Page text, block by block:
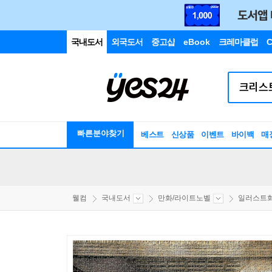
국내도서 외국도서 중고샵 eBook 크레마클럽
빠른분야찾기 베스트 신상품 이벤트 바이백 매
웰컴 국내도서 만화/라이트노벨 일러스트